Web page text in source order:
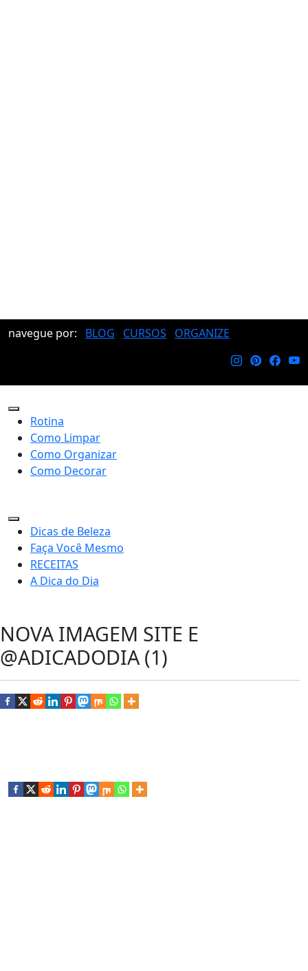
navegue por: BLOG CURSOS ORGANIZE
Rotina
Como Limpar
Como Organizar
Como Decorar
Dicas de Beleza
Faça Você Mesmo
RECEITAS
A Dica do Dia
NOVA IMAGEM SITE E
@ADICADODIA (1)